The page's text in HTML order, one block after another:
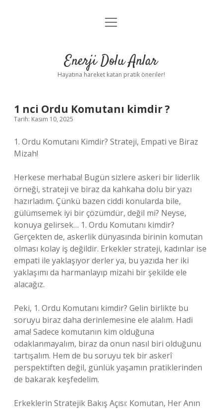
Anasayfa
Yasal Uyarı
menüyü
Enerji Dolu Anlar
Hayatına hareket katan pratik öneriler!
1 nci Ordu Komutanı kimdir ?
Tarih: Kasım 10, 2025
1. Ordu Komutanı Kimdir? Strateji, Empati ve Biraz
Mizah!
Herkese merhaba! Bugün sizlere askeri bir liderlik
örneği, strateji ve biraz da kahkaha dolu bir yazı
hazırladım. Çünkü bazen ciddi konularda bile,
gülümsemek iyi bir çözümdür, değil mi? Neyse,
konuya gelirsek… 1. Ordu Komutanı kimdir?
Gerçekten de, askerlik dünyasında birinin komutan
olması kolay iş değildir. Erkekler strateji, kadınlar ise
empati ile yaklaşıyor derler ya, bu yazıda her iki
yaklaşımı da harmanlayıp mizahi bir şekilde ele
alacağız.
Peki, 1. Ordu Komutanı kimdir? Gelin birlikte bu
soruyu biraz daha derinlemesine ele alalım. Hadi
ama! Sadece komutanın kim olduğuna
odaklanmayalım, biraz da onun nasıl biri olduğunu
tartışalım. Hem de bu soruyu tek bir askerî
perspektiften değil, günlük yaşamın pratiklerinden
de bakarak keşfedelim.
Erkeklerin Stratejik Bakış Açısı: Komutan, Her Anın